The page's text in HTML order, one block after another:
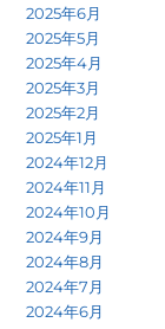
2025年6月
2025年5月
2025年4月
2025年3月
2025年2月
2025年1月
2024年12月
2024年11月
2024年10月
2024年9月
2024年8月
2024年7月
2024年6月